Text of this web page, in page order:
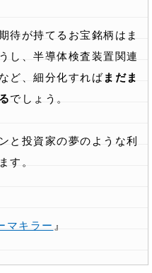
待が持てるお宝銘柄はま
し、半導体検査装置関連
ど、細分化すればまだま
でしょう。
と投資家の夢のような利
す。
マキラー 』